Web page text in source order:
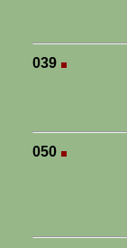
039
050